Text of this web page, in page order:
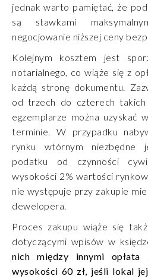
jednak warto pamiętać, że
są stawkami
negocjowanie niższej ceny
Kolejnym kosztem jest
notarialnego, co wiąże się z
każdą stronę dokumentu.
od trzech do czterech
egzemplarze można uzyskać
terminie. W przypadku
rynku wtórnym niezbędne
podatku od czynności
wysokości 2% wartości
nie występuje przy zakupie
dewelopera.
Proces zakupu wiąże się
dotyczącymi wpisów w
nich między innymi opłata
wysokości 60 zł, jeśli lokal